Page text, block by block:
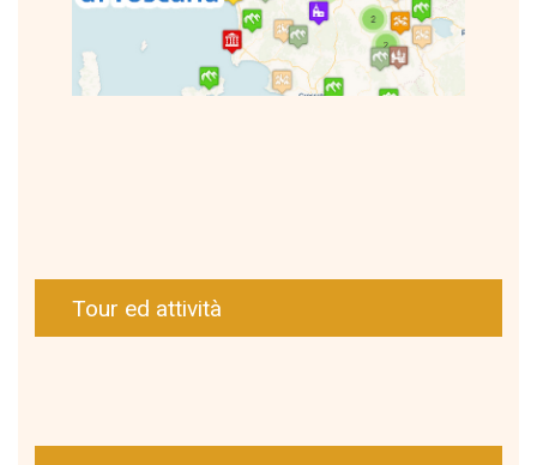
Tour ed attività